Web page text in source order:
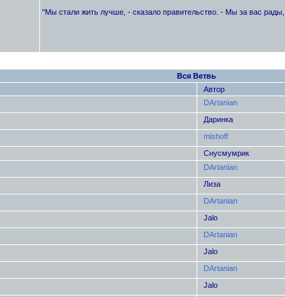
"Мы стали жить лучше, - сказало правительство. - Мы за вас
Вся Ветвь
Автор
DArtanian
Даринка
mishoff
Снусмумрик
DArtanian
Лиза
DArtanian
Jalo
DArtanian
Jalo
DArtanian
Jalo